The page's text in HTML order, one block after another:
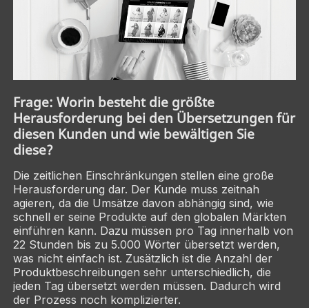
Frage: Worin besteht die größte
Herausforderung bei den Übersetzungen für
diesen Kunden und wie bewältigen Sie
diese?
Die zeitlichen Einschränkungen stellen eine große
Herausforderung dar. Der Kunde muss zeitnah
agieren, da die Umsätze davon abhängig sind, wie
schnell er seine Produkte auf den globalen Märkten
einführen kann. Dazu müssen pro Tag innerhalb von
22 Stunden bis zu 5.000 Wörter übersetzt werden,
was nicht einfach ist. Zusätzlich ist die Anzahl der
Produktbeschreibungen sehr unterschiedlich, die
jeden Tag übersetzt werden müssen. Dadurch wird
der Prozess noch komplizierter.